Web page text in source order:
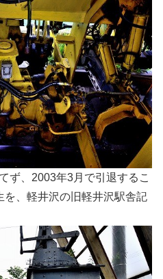
ず、2003年3月で引退するこ
を、軽井沢の旧軽井沢駅舎記